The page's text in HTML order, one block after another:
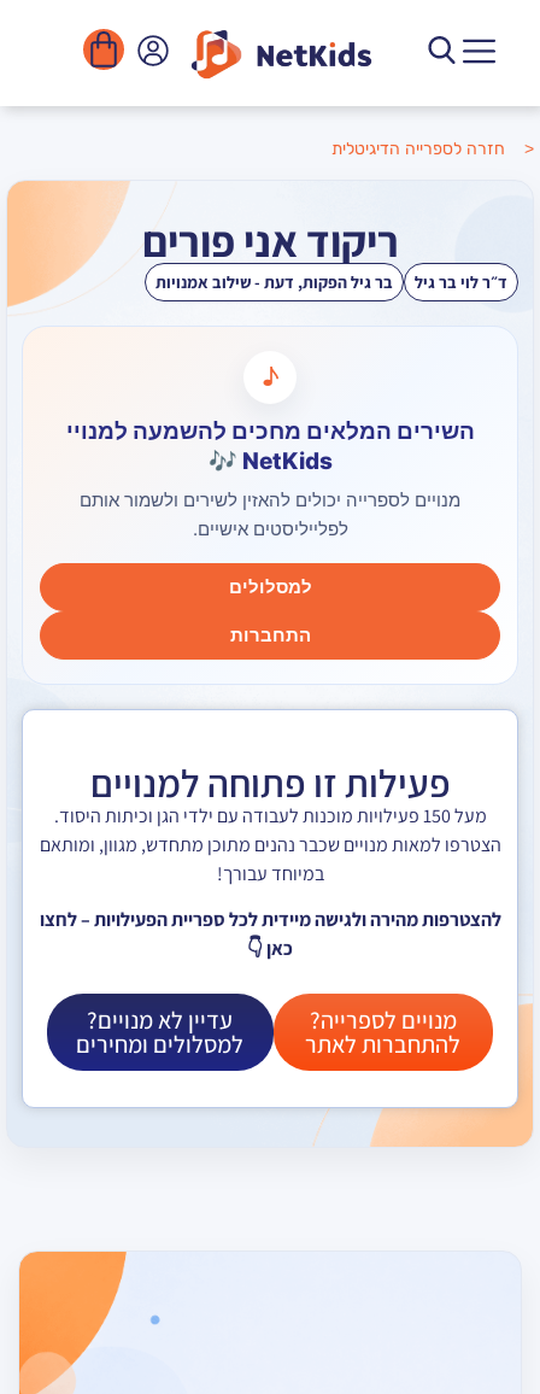
ריקוד אני פורים
בר גיל הפקות,דעת - שילוב אמנויות
המלאים מחכים להשמעה למנויי
לספרייה יכולים להאזין לשירים ולשמור אותם
לפלייליסטים אישיים.
זו פתוחה למנויים
150 פעילויות מוכנות לעבודה עם ילדי הגן וכיתות היסוד.
מנויים שכבר נהנים מתוכן מתחדש, מגוון, ומותאם
ולגישה מיידית לכל ספריית הפעילויות – לחצו
לספרייה?
לאתר
עדיין לא מנויים?
למסלולים ומחירים